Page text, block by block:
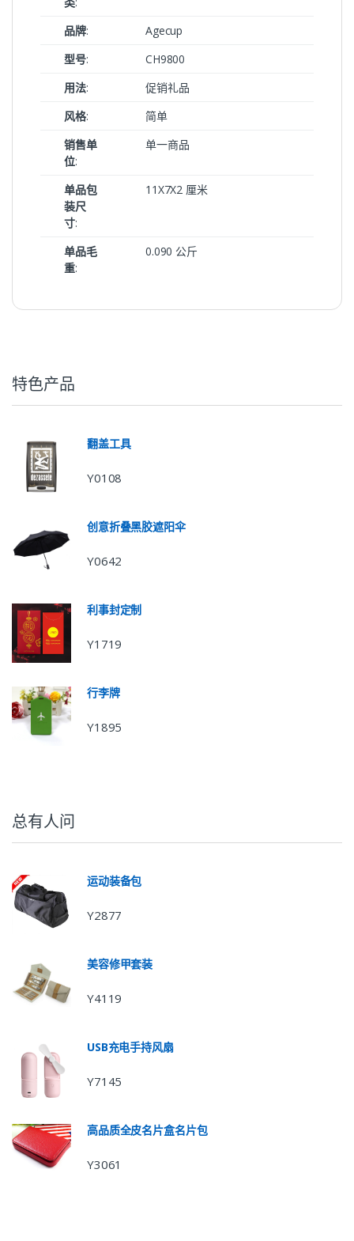
品牌:
Agecup
型号:
CH9800
用法:
促销礼品
风格:
简单
销售单
位:
单一商品
单品包
装尺
寸:
11X7X2 厘米
单品毛
重:
0.090 公斤
特色产品
翻盖工具
Y0108
创意折叠黑胶遮阳伞
Y0642
利事封定制
Y1719
行李牌
Y1895
总有人问
运动装备包
Y2877
美容修甲套装
Y4119
USB充电手持风扇
Y7145
高品质全皮名片盒名片包
Y3061